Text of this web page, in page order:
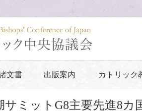
文書 出版案内 カトリック
サミットG8主要先進8